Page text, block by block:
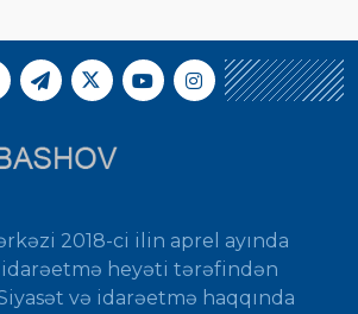
2018-ci ilin aprel ayında
heyəti tərəfindən
və idarəetmə haqqında